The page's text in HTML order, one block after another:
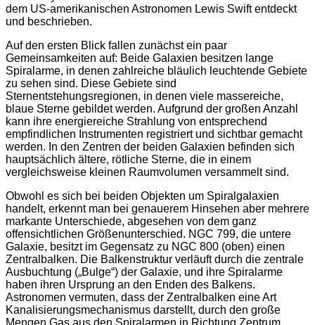
dem US-amerikanischen Astronomen Lewis Swift entdeckt
und beschrieben.
Auf den ersten Blick fallen zunächst ein paar
Gemeinsamkeiten auf: Beide Galaxien besitzen lange
Spiralarme, in denen zahlreiche bläulich leuchtende Gebiete
zu sehen sind. Diese Gebiete sind
Sternentstehungsregionen, in denen viele massereiche,
blaue Sterne gebildet werden. Aufgrund der großen Anzahl
kann ihre energiereiche Strahlung von entsprechend
empfindlichen Instrumenten registriert und sichtbar gemacht
werden. In den Zentren der beiden Galaxien befinden sich
hauptsächlich ältere, rötliche Sterne, die in einem
vergleichsweise kleinen Raumvolumen versammelt sind.
Obwohl es sich bei beiden Objekten um Spiralgalaxien
handelt, erkennt man bei genauerem Hinsehen aber mehrere
markante Unterschiede, abgesehen von dem ganz
offensichtlichen Größenunterschied. NGC 799, die untere
Galaxie, besitzt im Gegensatz zu NGC 800 (oben) einen
Zentralbalken. Die Balkenstruktur verläuft durch die zentrale
Ausbuchtung („Bulge“) der Galaxie, und ihre Spiralarme
haben ihren Ursprung an den Enden des Balkens.
Astronomen vermuten, dass der Zentralbalken eine Art
Kanalisierungsmechanismus darstellt, durch den große